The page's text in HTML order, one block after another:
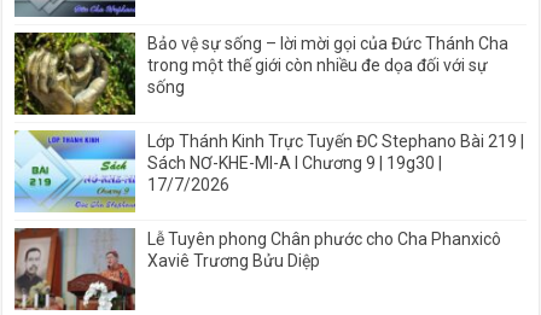
Bảo vệ sự sống – lời mời gọi của Đức Thánh Cha
trong một thế giới còn nhiều đe dọa đối với sự
sống
Lớp Thánh Kinh Trực Tuyến ĐC Stephano Bài 219 |
Sách NƠ-KHE-MI-A I Chương 9 | 19g30 |
17/7/2026
Lễ Tuyên phong Chân phước cho Cha Phanxicô
Xaviê Trương Bửu Diệp